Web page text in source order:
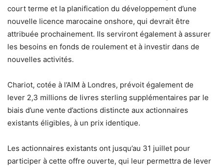
court terme et la planification du développement d’une
nouvelle licence marocaine onshore, qui devrait être
attribuée prochainement. Ils serviront également à assurer
les besoins en fonds de roulement et à investir dans de
nouvelles activités.
Chariot, cotée à l’AIM à Londres, prévoit également de
lever 2,3 millions de livres sterling supplémentaires par le
biais d’une vente d’actions distincte aux actionnaires
existants éligibles, à un prix identique.
Les actionnaires existants ont jusqu’au 31 juillet pour
participer à cette offre ouverte, qui leur permettra de lever